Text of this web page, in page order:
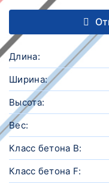
Длина:
Ширина:
Высота:
Вес:
Класс бетона B:
Класс бетона F: